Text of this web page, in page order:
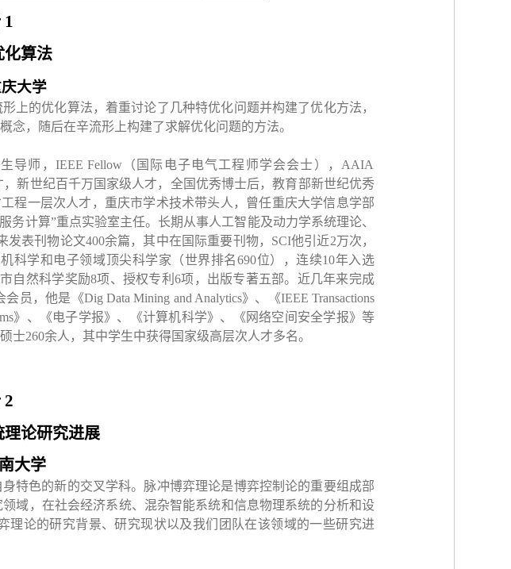
1
化算法
大学
上的优化算法，着重讨论了几种特优化问题并构建了优化方法，
念，随后在辛流形上构建了求解优化问题的方法。
导师， IEEE Fellow（国际电子电气工程师学会会士）， AAIA
新世纪百千万国家级人才，全国优秀博士后，教育部新世纪优秀
工程一层次人才，重庆市学术技术带头人，曾任重庆大学信息学部
计算”重点实验室主任。长期从事人工智能及动力学系统理论、
发表刊物论文400余篇，其中在国际重要刊物， SCI他引近2万次，
科学和电子领域顶尖科学家（世界排名690位），连续10年入选
自然科学奖励8项、授权专利 6项，出版专著五部。近几年来完成
会员，他是《Dig Data Mining and Analytics》、《IEEE Transactions
》、《电子学报》、《计算机科学》、《网络空间安全学报》等
士260余人，其中学生中获得国家级高层次人才多名。
2
理论研究进展
大学
特色的新的交叉学科。脉冲博弈理论是博弈控制论的重要组成部
域，在社会经济系统、混杂智能系统和信息物理系统的分析和设
论的研究背景、研究现状以及我们团队在该领域的一些研究进